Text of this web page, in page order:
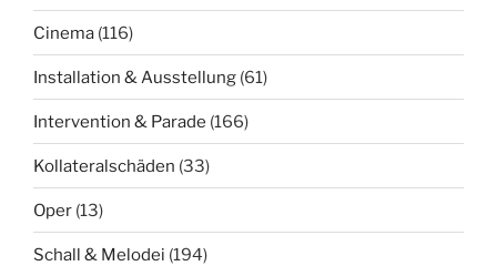
Cinema (116)
Installation & Ausstellung (61)
Intervention & Parade (166)
Kollateralschäden (33)
Oper (13)
Schall & Melodei (194)